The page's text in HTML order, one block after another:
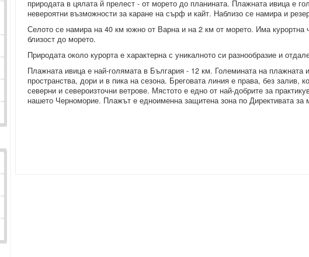
природата в цялата й прелест - от морето до планината. Плажната ивица е
невероятни възможности за каране на сърф и кайт. Наблизо се намира и
Селото се намира на 40 км южно от Варна и на 2 км от морето. Има курортна
близост до морето.
Природата около курорта е характерна с уникалното си разнообразие и
Плажната ивица е най-голямата в България - 12 км. Големината на плажната
пространства, дори и в пика на сезона. Бреговата линия е права, без залив,
северни и североизточни ветрове. Мястото е едно от най-добрите за
нашето Черноморие. Плажът е едноименна защитена зона по Директивата за